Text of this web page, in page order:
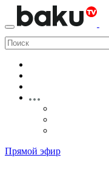
Прямой эфир